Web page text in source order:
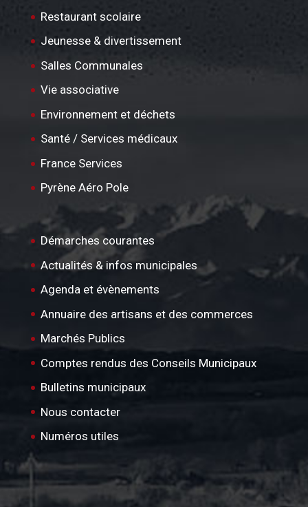
Restaurant scolaire
Jeunesse & divertissement
Salles Communales
Vie associative
Environnement et déchets
Santé / Services médicaux
France Services
Pyrène Aéro Pole
Démarches courantes
Actualités & infos municipales
Agenda et évènements
Annuaire des artisans et des commerces
Marchés Publics
Comptes rendus des Conseils Municipaux
Bulletins municipaux
Nous contacter
Numéros utiles